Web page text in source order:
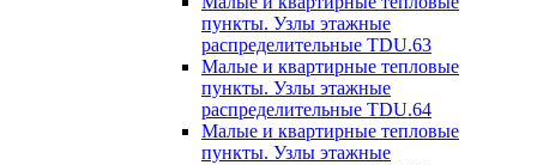
пункты. Узлы этажные
распределительные TDU.63
Малые и квартирные тепловые
пункты. Узлы этажные
распределительные TDU.64
Малые и квартирные тепловые
пункты. Узлы этажные